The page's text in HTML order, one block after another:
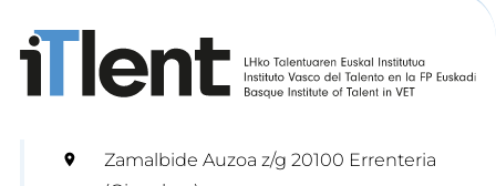
Zamalbide Auzoa z/g 20100 Errenteria